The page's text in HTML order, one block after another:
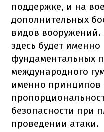
поддержке, и на
дополнительных
видов вооружений.
здесь будет
фундаментальных
международного
именно принципов
безопасности при
проведении атаки.